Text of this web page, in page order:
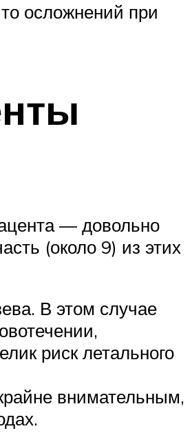
осложнений при
— довольно
(около 9) из этих
В этом случае
риск летального
внимательным,